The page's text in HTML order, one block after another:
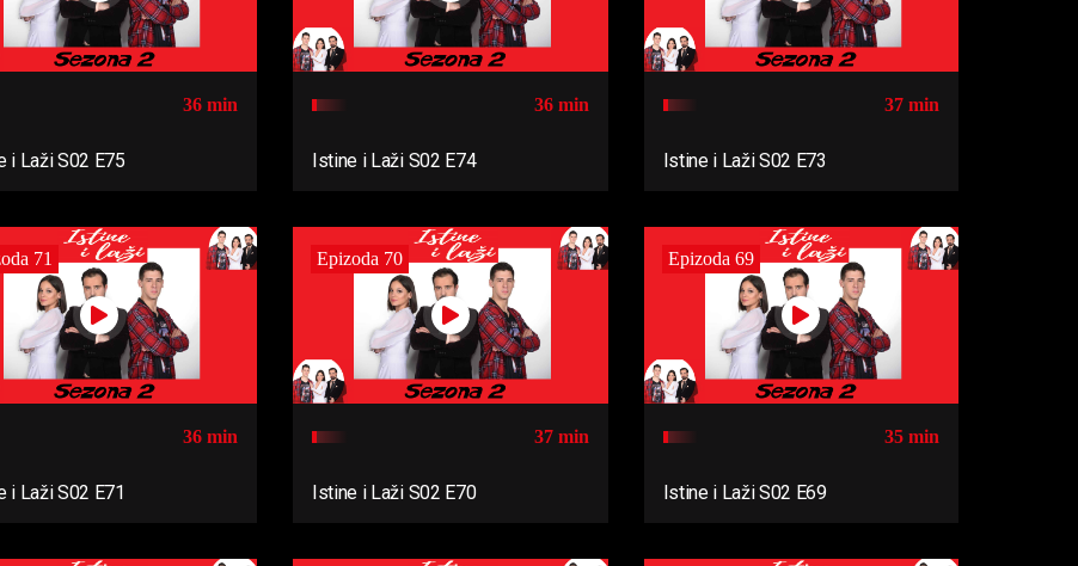
36 min
i Laži S02 E75
36 min
Istine i Laži S02 E74
37 min
Istine i Laži S02 E73
71
36 min
i Laži S02 E71
Epizoda 70
37 min
Istine i Laži S02 E70
Epizoda 69
35 min
Istine i Laži S02 E69